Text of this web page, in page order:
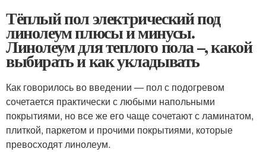
Тёплый пол электрический под
линолеум плюсы и минусы.
Линолеум для теплого пола –, какой
выбирать и как укладывать
Как говорилось во введении — пол с подогревом
сочетается практически с любыми напольными
покрытиями, но все же его чаще сочетают с ламинатом,
плиткой, паркетом и прочими покрытиями, которые
превосходят линолеум.